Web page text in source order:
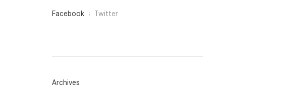
페
그
Facebook Twitter
Archives